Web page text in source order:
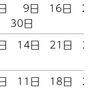
9日 16日 23
30日
14日 21日 28
11日 18日 25